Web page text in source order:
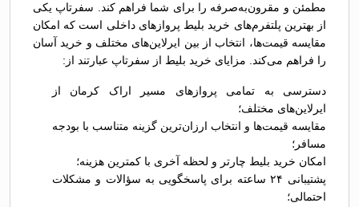
مطمئن و مقرون‌به‌صرفه را برای شما فراهم کند. سفرتاپ یکی
از بهترین پلتفرم‌های خرید بلیط پروازهای داخلی است که امکان
مقایسه قیمت‌ها، انتخاب از بین ایرلاین‌های مختلف و خرید آسان
را فراهم می‌کند. مزایای خرید بلیط از سفرتاپ عبارتند از:
دسترسی به تمامی پروازهای مسیر اراک کرمان از
ایرلاین‌های مختلف؛
مقایسه قیمت‌ها و انتخاب ارزان‌ترین گزینه متناسب با بودجه
مسافر؛
امکان خرید بلیط چارتر و لحظه آخری با کمترین هزینه؛
پشتیبانی ۲۴ ساعته برای پاسخگویی به سؤالات و مشکلات
احتمالی؛